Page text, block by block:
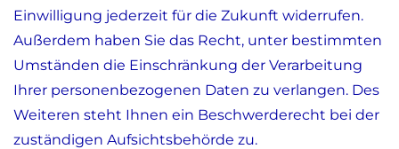
Einwilligung jederzeit für die Zukunft widerrufen.
Außerdem haben Sie das Recht, unter bestimmten
Umständen die Einschränkung der Verarbeitung
Ihrer personenbezogenen Daten zu verlangen. Des
Weiteren steht Ihnen ein Beschwerderecht bei der
zuständigen Aufsichtsbehörde zu.